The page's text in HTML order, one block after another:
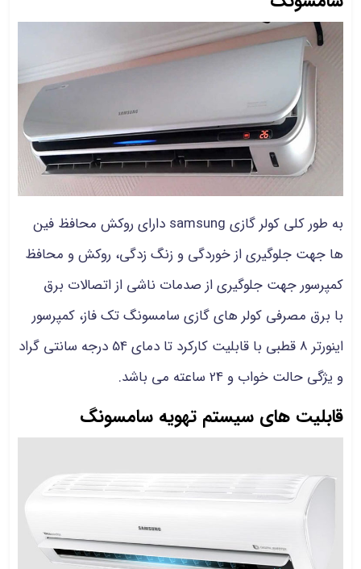
به طور کلی کولر گازی samsung دارای روکش محافظ فین
ها جهت جلوگیری از خوردگی و زنگ زدگی، روکش و محافظ
کمپرسور جهت جلوگیری از صدمات ناشی از اتصالات برق
با برق مصرفی کولر های گازی سامسونگ تک فاز، کمپرسور
اینورتر 8 قطبی با قابلیت کارکرد تا دمای 54 درجه سانتی گراد
و یژگی حالت خواب و 24 ساعته می باشد.
قابلیت های سیستم تهویه سامسونگ